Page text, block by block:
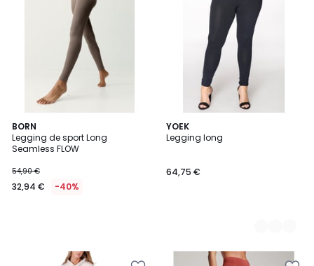
BORN
Legging de sport Long
Seamless FLOW
54,90 €
32,94 € -40%
YOEK
Legging long
64,75 €
2
Couleurs